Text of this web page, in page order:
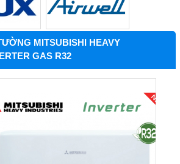
MITSUBISHI HEAVY
GAS R32